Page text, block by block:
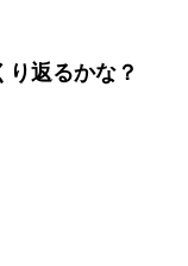
返るかな？